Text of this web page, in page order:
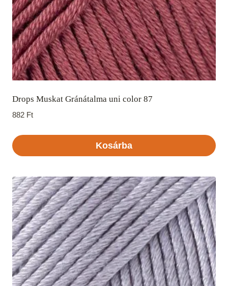
Drops Muskat Gránátalma uni color 87
882 Ft
Kosárba